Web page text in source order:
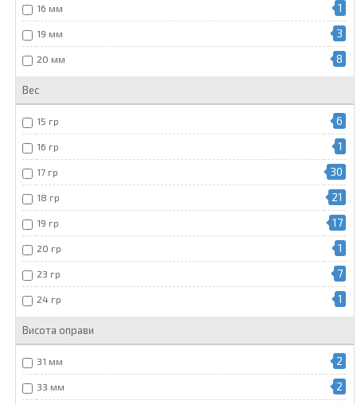
16 мм 1
19 мм 3
20 мм 8
Вес
15 гр 6
16 гр 1
17 гр 30
18 гр 21
19 гр 17
20 гр 1
23 гр 7
24 гр 1
Висота оправи
31 мм 2
33 мм 2